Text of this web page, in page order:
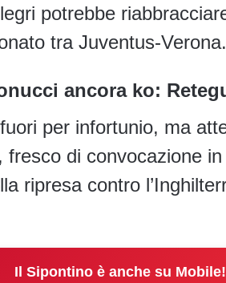
potrebbe
tra Juventus-Verona.
ancora ko:
per infortunio, ma
, fresco di convocazione
ripresa contro
Il Sipontino è anche su Mobile!